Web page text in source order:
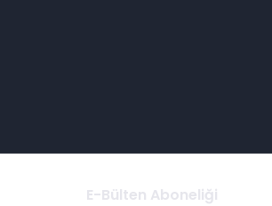
E-Bülten Aboneliği